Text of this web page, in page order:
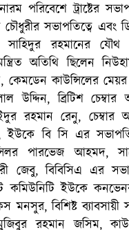
পরিবেশে ট্রাষ্টের
সভাপতিত্বে এবং
রহমানের যৌথ
অতিথি ছিলেন
কেমডেন কাউন্সিলের
উদ্দিন, ব্রিটিশ
রহমান রেনু, চেম্বার
ইউকে বি সি এর
পারভেজ আহমদ,
জেবু, বিবিসিএ এর
কমিউনিটি ইউকে
মনসুর, বিশিষ্ট
রহমান জসিম,